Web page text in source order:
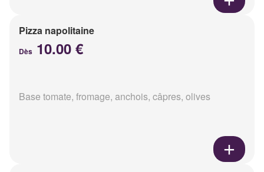
Pizza napolitaine
Dès 10.00 €
Base tomate, fromage, anchois, câpres, olives